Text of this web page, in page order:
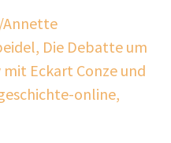
Annette
Die Debatte um
mit Eckart Conze und
online,